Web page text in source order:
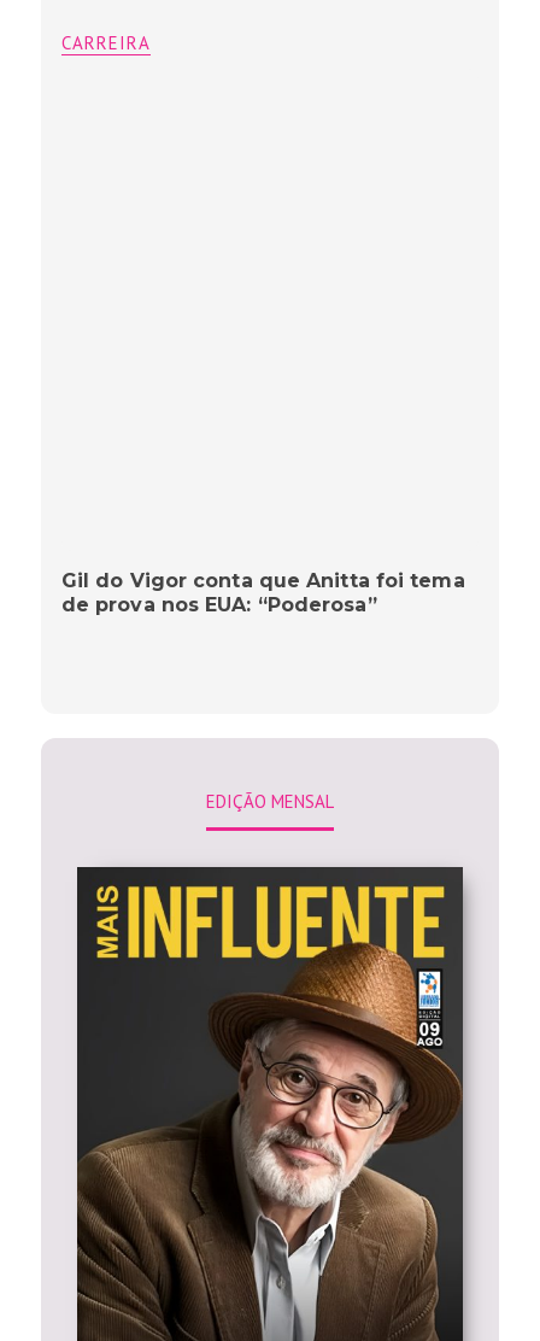
CARREIRA
Gil do Vigor conta que Anitta foi tema
de prova nos EUA: “Poderosa”
EDIÇÃO MENSAL